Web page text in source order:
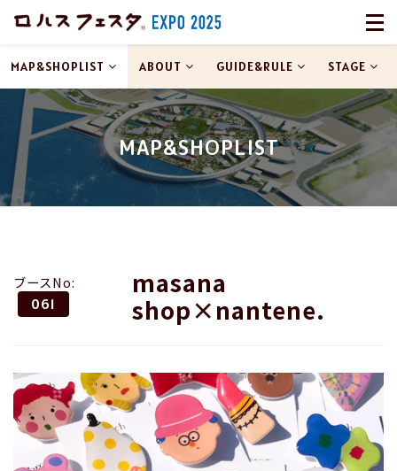
MAP&SHOPLIST
MAP&SHOPLIST ABOUT GUIDE&RULE STAGE
ブースNo:
061
masana
shop×nantene.